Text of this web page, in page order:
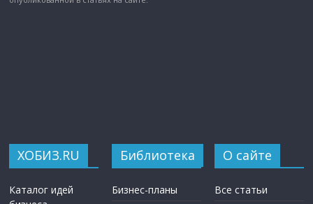
ХОБИЗ.RU
Каталог идей
Библиотека
Бизнес-планы
О сайте
Все статьи